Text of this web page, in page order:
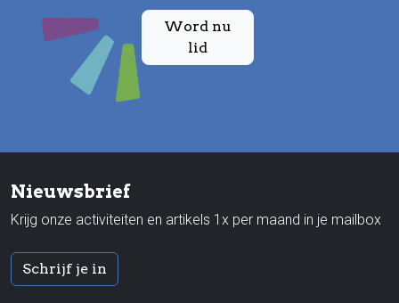
Word nu
lid
Nieuwsbrief
Krijg onze activiteiten en artikels 1x per maand in je mailbox
Schrijf je in